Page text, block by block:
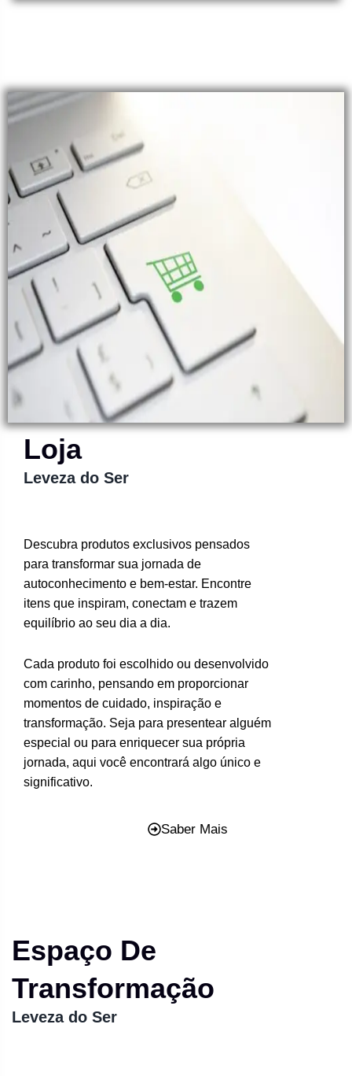
Loja
Leveza do Ser
Descubra produtos exclusivos pensados
para transformar sua jornada de
autoconhecimento e bem-estar. Encontre
itens que inspiram, conectam e trazem
equilíbrio ao seu dia a dia.
Cada produto foi escolhido ou desenvolvido
com carinho, pensando em proporcionar
momentos de cuidado, inspiração e
transformação. Seja para presentear alguém
especial ou para enriquecer sua própria
jornada, aqui você encontrará algo único e
significativo.
Saber Mais
Espaço De
Transformação
Leveza do Ser